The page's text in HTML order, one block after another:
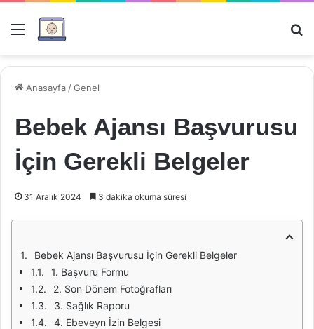
Menü
Anasayfa /Genel
Bebek Ajansı Başvurusu
İçin Gerekli Belgeler
31 Aralık 2024 3 dakika okuma süresi
Bebek Ajansı Başvurusu İçin Gerekli Belgeler
1. Başvuru Formu
2. Son Dönem Fotoğrafları
3. Sağlık Raporu
4. Ebeveyn İzin Belgesi